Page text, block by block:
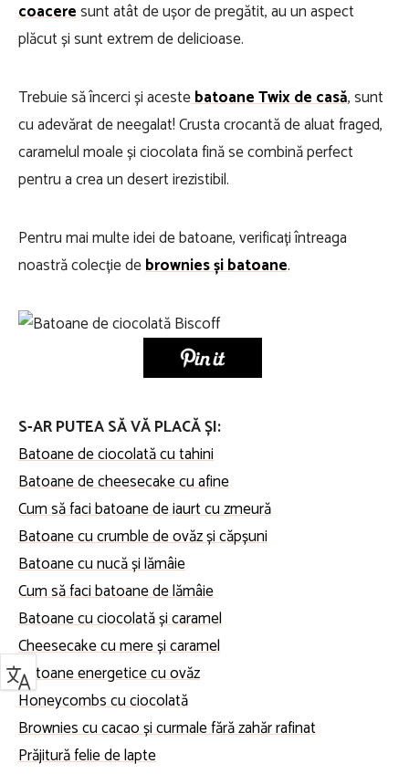
coaceresunt atât de ușor de pregătit, au un aspect
plăcut și sunt extrem de delicioase.
Trebuie să încerci și acestebatoane Twix de casă, sunt
cu adevărat de neegalat! Crusta crocantă de aluat fraged,
caramelul moale și ciocolata fină se combină perfect
pentru a crea un desert irezistibil.
Pentru mai multe idei de batoane, verificați întreaga
noastră colecție debrownies și batoane.
S-AR PUTEA SĂ VĂ PLACĂ ȘI:
Batoane de ciocolată cu tahini
Batoane de cheesecake cu afine
Cum să faci batoane de iaurt cu zmeură
Batoane cu crumble de ovăz și căpșuni
Batoane cu nucă și lămâie
Cum să faci batoane de lămâie
Batoane cu ciocolată și caramel
Cheesecake cu mere și caramel
Batoane energetice cu ovăz
Honeycombs cu ciocolată
Brownies cu cacao și curmale fără zahăr rafinat
Prăjitură felie de lapte